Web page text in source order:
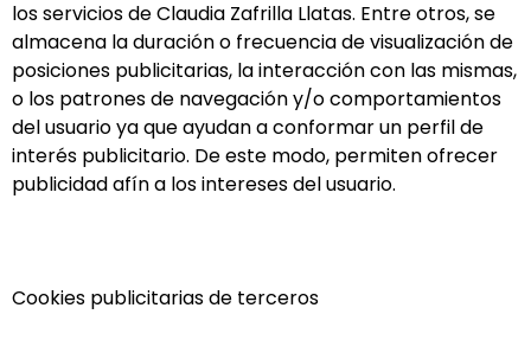
los servicios de Claudia Zafrilla Llatas. Entre otros, se
almacena la duración o frecuencia de visualización de
posiciones publicitarias, la interacción con las mismas,
o los patrones de navegación y/o comportamientos
del usuario ya que ayudan a conformar un perfil de
interés publicitario. De este modo, permiten ofrecer
publicidad afín a los intereses del usuario.
Cookies publicitarias de terceros